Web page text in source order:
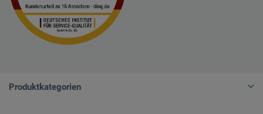
Produktkategorien